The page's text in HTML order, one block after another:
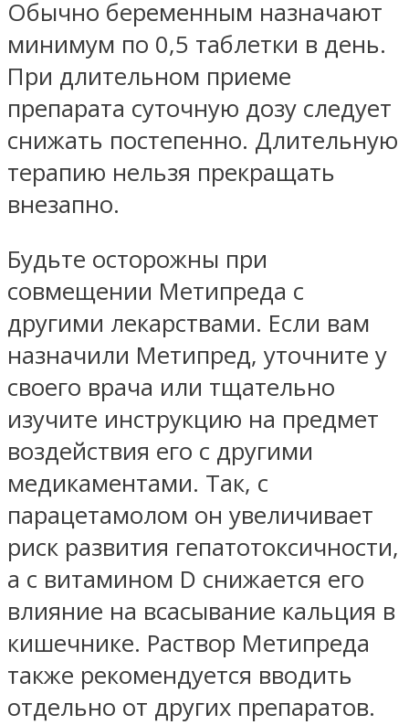
Обычно беременным назначают
минимум по 0,5 таблетки в день.
При длительном приеме
препарата суточную дозу следует
снижать постепенно. Длительную
терапию нельзя прекращать
внезапно.
Будьте осторожны при
совмещении Метипреда с
другими лекарствами. Если вам
назначили Метипред, уточните у
своего врача или тщательно
изучите инструкцию на предмет
воздействия его с другими
медикаментами. Так, с
парацетамолом он увеличивает
риск развития гепатотоксичности,
а с витамином D снижается его
влияние на всасывание кальция в
кишечнике. Раствор Метипреда
также рекомендуется вводить
отдельно от других препаратов.